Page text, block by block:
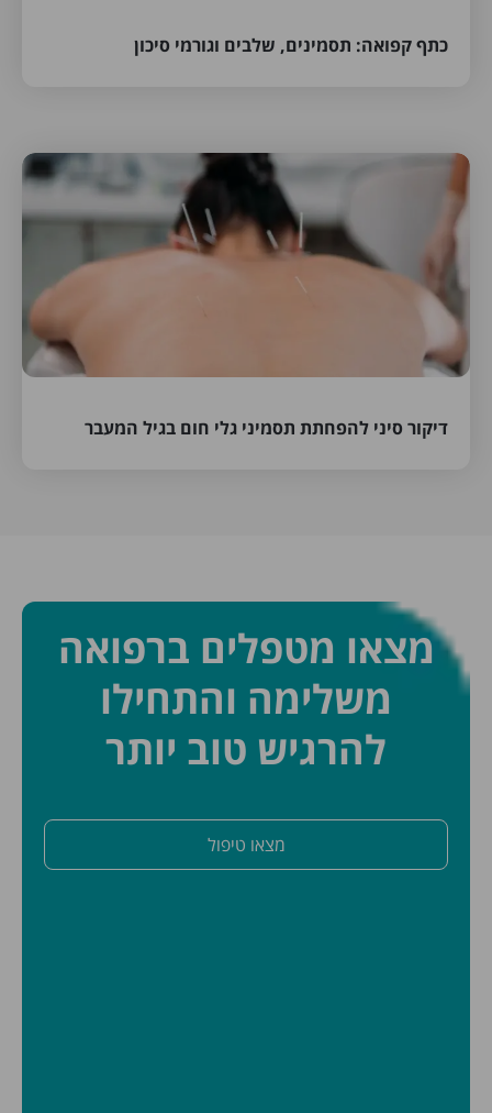
כתף קפואה: תסמינים, שלבים וגורמי סיכון
דיקור סיני להפחתת תסמיני גלי חום בגיל המעבר
מצאו מטפלים ברפואה
משלימה והתחילו
להרגיש טוב יותר
מצאו טיפול